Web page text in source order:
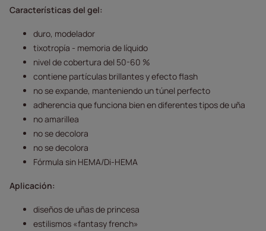
Características del gel:
duro, modelador
tixotropía - memoria de líquido
nivel de cobertura del 50-60 %
contiene partículas brillantes y efecto flash
no se expande, manteniendo un túnel perfecto
adherencia que funciona bien en diferentes tipos de uña
no amarillea
no se decolora
no se decolora
Fórmula sin HEMA/Di-HEMA
Aplicación:
diseños de uñas de princesa
estilismos «fantasy french»